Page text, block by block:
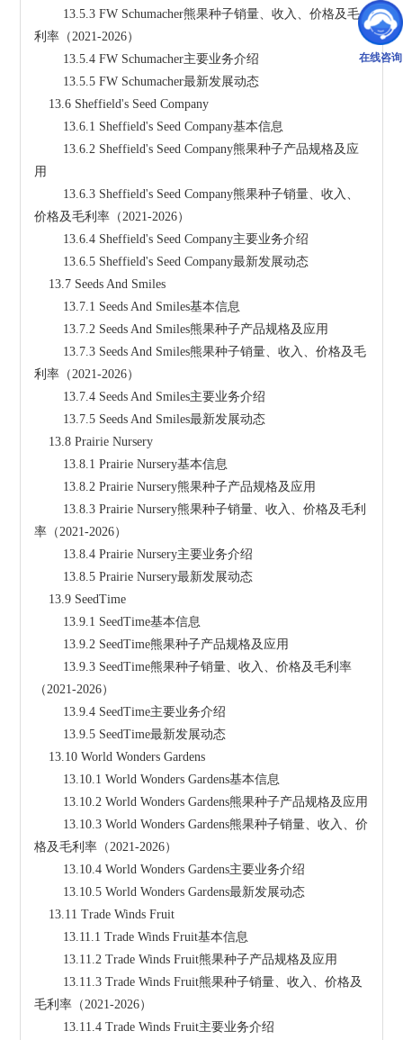
在线咨询
利率（2021-2026）
        13.5.4 FW Schumacher主要业务介绍
        13.5.5 FW Schumacher最新发展动态
    13.6 Sheffield's Seed Company
        13.6.1 Sheffield's Seed Company基本信息
用
价格及毛利率（2021-2026）
        13.6.4 Sheffield's Seed Company主要业务介绍
        13.6.5 Sheffield's Seed Company最新发展动态
    13.7 Seeds And Smiles
        13.7.1 Seeds And Smiles基本信息
        13.7.2 Seeds And Smiles熊果种子产品规格及应用
利率（2021-2026）
        13.7.4 Seeds And Smiles主要业务介绍
        13.7.5 Seeds And Smiles最新发展动态
    13.8 Prairie Nursery
        13.8.1 Prairie Nursery基本信息
        13.8.2 Prairie Nursery熊果种子产品规格及应用
率（2021-2026）
        13.8.4 Prairie Nursery主要业务介绍
        13.8.5 Prairie Nursery最新发展动态
    13.9 SeedTime
        13.9.1 SeedTime基本信息
        13.9.2 SeedTime熊果种子产品规格及应用
（2021-2026）
        13.9.4 SeedTime主要业务介绍
        13.9.5 SeedTime最新发展动态
    13.10 World Wonders Gardens
        13.10.1 World Wonders Gardens基本信息
        13.10.2 World Wonders Gardens熊果种子产品规格及应用
格及毛利率（2021-2026）
        13.10.4 World Wonders Gardens主要业务介绍
        13.10.5 World Wonders Gardens最新发展动态
    13.11 Trade Winds Fruit
        13.11.1 Trade Winds Fruit基本信息
        13.11.2 Trade Winds Fruit熊果种子产品规格及应用
毛利率（2021-2026）
        13.11.4 Trade Winds Fruit主要业务介绍